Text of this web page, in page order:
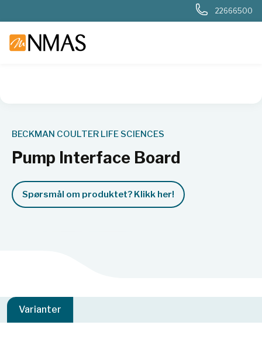
22666500
BECKMAN COULTER LIFE SCIENCES
Pump Interface Board
Spørsmål om produktet? Klikk her!
Varianter